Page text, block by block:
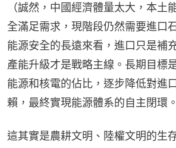
（誠然，中國經濟體量太大，本土
全滿足需求，現階段仍然需要進口
能源安全的長遠來看，進口只是補
產能升級才是戰略主線。長期目標
能源和核電的佔比，逐步降低對進
賴，最終實現能源體系的自主閉環。
這其實是農耕文明、陸權文明的生